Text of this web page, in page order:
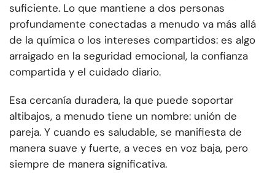
suficiente. Lo que mantiene a dos personas
profundamente conectadas a menudo va más allá
de la química o los intereses compartidos: es algo
arraigado en la seguridad emocional, la confianza
compartida y el cuidado diario.
Esa cercanía duradera, la que puede soportar
altibajos, a menudo tiene un nombre: unión de
pareja. Y cuando es saludable, se manifiesta de
manera suave y fuerte, a veces en voz baja, pero
siempre de manera significativa.